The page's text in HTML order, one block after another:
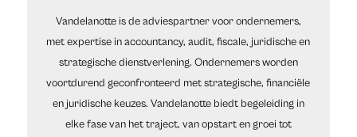
Vandelanotte is de adviespartner voor ondernemers,
met expertise in accountancy, audit, fiscale, juridische en
strategische dienstverlening. Ondernemers worden
voortdurend geconfronteerd met strategische, financiële
en juridische keuzes. Vandelanotte biedt begeleiding in
elke fase van het traject, van opstart en groei tot